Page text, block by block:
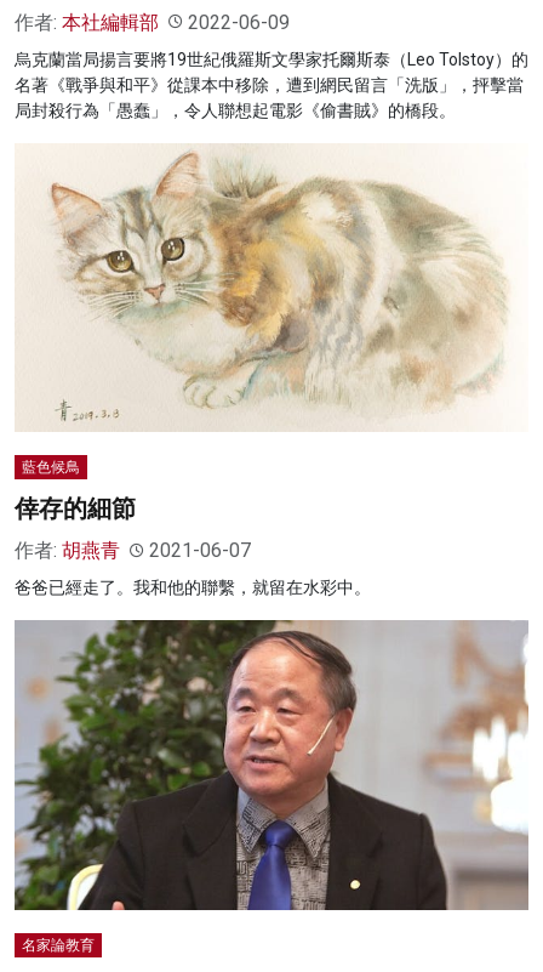
作者: 本社編輯部 2022-06-09
烏克蘭當局揚言要將19世紀俄羅斯文學家托爾斯泰（Leo Tolstoy）的
名著《戰爭與和平》從課本中移除，遭到網民留言「洗版」，抨擊當
局封殺行為「愚蠢」，令人聯想起電影《偷書賊》的橋段。
藍色候鳥
倖存的細節
作者: 胡燕青 2021-06-07
爸爸已經走了。我和他的聯繫，就留在水彩中。
名家論教育